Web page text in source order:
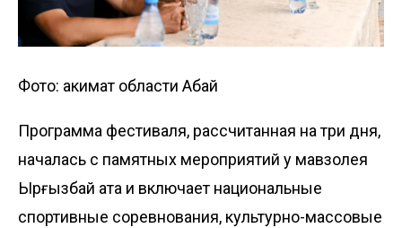
Фото: акимат области Абай
Программа фестиваля, рассчитанная на три дня,
началась с памятных мероприятий у мавзолея
Ырғызбай ата и включает национальные
спортивные соревнования, культурно-массовые